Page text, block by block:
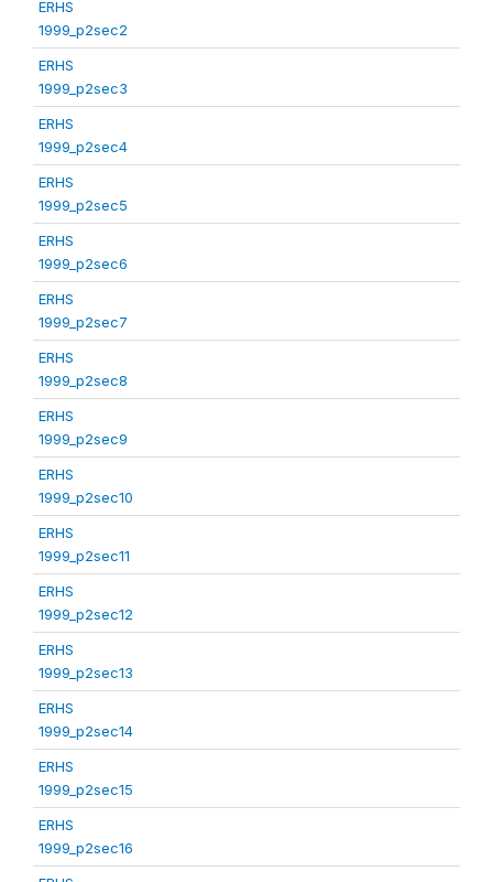
ERHS
1999_p2sec2
ERHS
1999_p2sec3
ERHS
1999_p2sec4
ERHS
1999_p2sec5
ERHS
1999_p2sec6
ERHS
1999_p2sec7
ERHS
1999_p2sec8
ERHS
1999_p2sec9
ERHS
1999_p2sec10
ERHS
1999_p2sec11
ERHS
1999_p2sec12
ERHS
1999_p2sec13
ERHS
1999_p2sec14
ERHS
1999_p2sec15
ERHS
1999_p2sec16